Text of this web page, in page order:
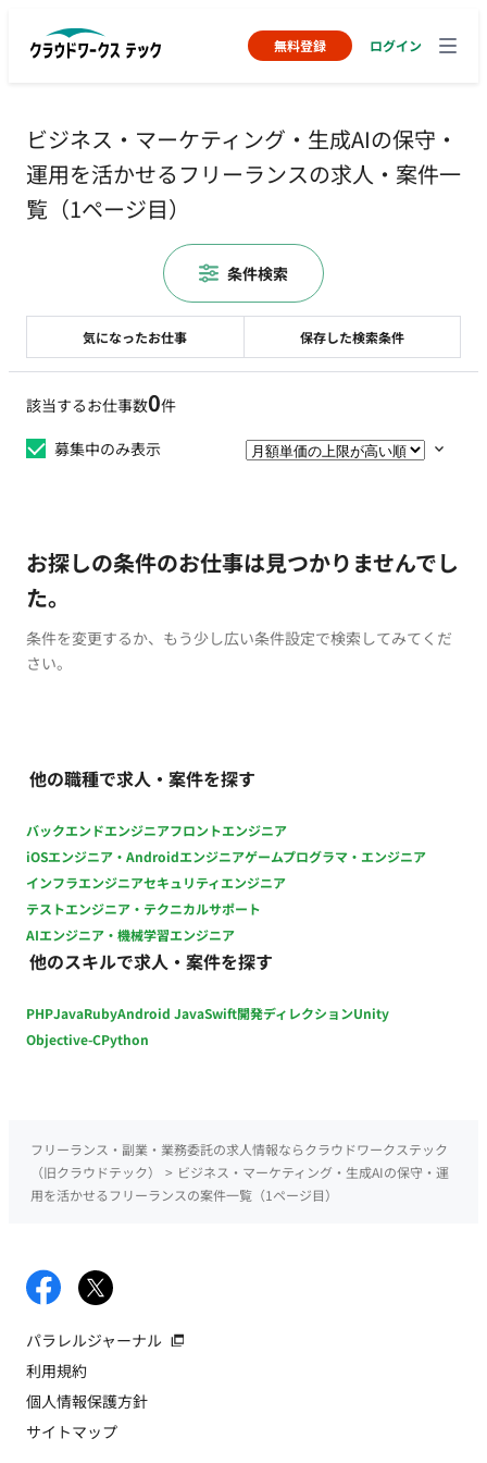
無料登録 ログイン
ビジネス・マーケティング・生成AIの保守・
運用を活かせるフリーランスの求人・案件一
覧（1ページ目）
該当するお仕事数0件
募集中のみ表示
お探しの条件のお仕事は見つかりませんでし
た。
条件を変更するか、もう少し広い条件設定で検索してみてくだ
さい。
他の職種で求人・案件を探す
バックエンドエンジニアフロントエンジニア
iOSエンジニア・Androidエンジニアゲームプログラマ・エンジニア
インフラエンジニアセキュリティエンジニア
テストエンジニア・テクニカルサポート
AIエンジニア・機械学習エンジニア
他のスキルで求人・案件を探す
PHPJavaRubyAndroid JavaSwift開発ディレクションUnity
Objective-CPython
気になったお仕事 保存した検索条件
条件検索
フリーランス・副業・業務委託の求人情報ならクラウドワークステック
（旧クラウドテック）
> ビジネス・マーケティング・生成AIの保守・運
用を活かせるフリーランスの案件一覧（1ページ目）
パラレルジャーナル
利用規約
個人情報保護方針
サイトマップ